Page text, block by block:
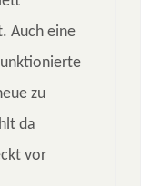
Auch eine
zu
da
vor